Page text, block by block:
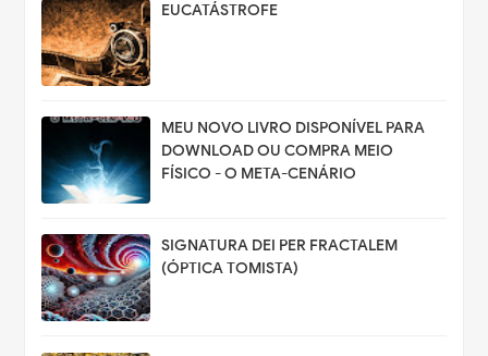
EUCATÁSTROFE
MEU NOVO LIVRO DISPONÍVEL PARA
DOWNLOAD OU COMPRA MEIO
FÍSICO - O META-CENÁRIO
SIGNATURA DEI PER FRACTALEM
(ÓPTICA TOMISTA)